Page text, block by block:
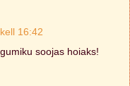
16:42
soojas hoiaks!